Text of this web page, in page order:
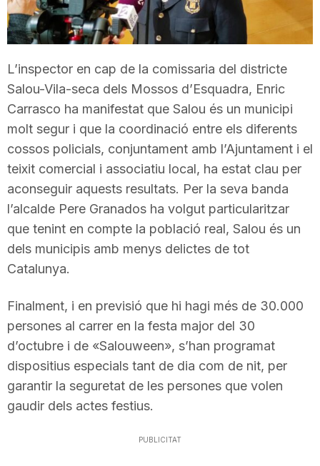
r
a
g
o
n
a
L’inspector en cap de la comissaria del districte
Salou-Vila-seca dels Mossos d’Esquadra, Enric
Carrasco ha manifestat que Salou és un municipi
molt segur i que la coordinació entre els diferents
cossos policials, conjuntament amb l’Ajuntament i el
teixit comercial i associatiu local, ha estat clau per
aconseguir aquests resultats. Per la seva banda
l’alcalde Pere Granados ha volgut particularitzar
que tenint en compte la població real, Salou és un
dels municipis amb menys delictes de tot
Catalunya.
Finalment, i en previsió que hi hagi més de 30.000
persones al carrer en la festa major del 30
d’octubre i de «Salouween», s’han programat
dispositius especials tant de dia com de nit, per
garantir la seguretat de les persones que volen
gaudir dels actes festius.
PUBLICITAT